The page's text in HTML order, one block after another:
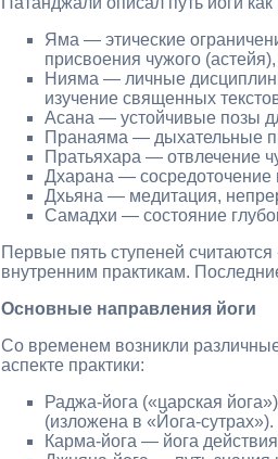
Яма — этические
присвоения чужого
Нияма — личные
изучение священных
Асана — устойчивые позы
Пранаяма — дыхательные
Пратьяхара — отвлечение
Дхарана —
Дхьяна — медитация,
Самадхи — состояние
Первые пять ступеней
внутренним практикам.
Основные направления йоги
Со временем возникли
аспекте практики:
Раджа‑йога («царская
(изложена в «Йога‑сутрах»).
Карма‑йога — йога